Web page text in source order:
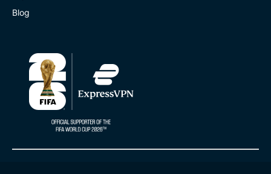
Blog